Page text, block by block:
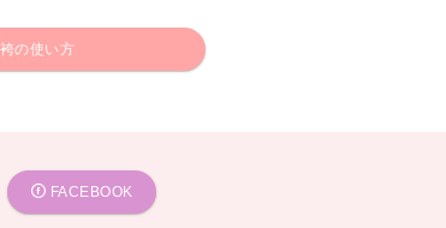
の使い方
FACEBOOK